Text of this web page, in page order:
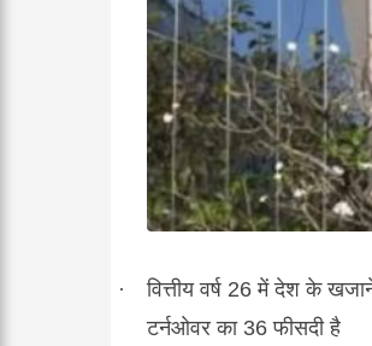
· वित्तीय वर्ष 26में देश के
टर्नओवर का36फीसदी है